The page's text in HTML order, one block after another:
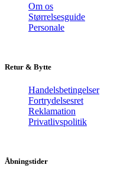
Om os
Størrelsesguide
Personale
Retur & Bytte
Handelsbetingelser
Fortrydelsesret
Reklamation
Privatlivspolitik
Åbningstider